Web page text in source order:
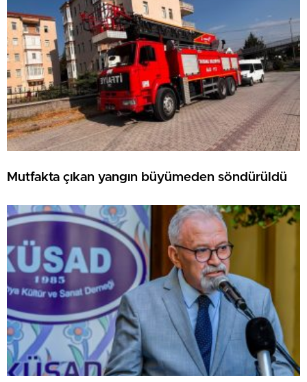
Mutfakta çıkan yangın büyümeden söndürüldü